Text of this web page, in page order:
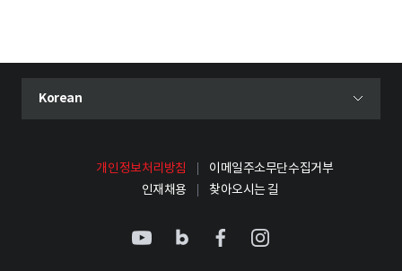
언어 선택 메뉴 열기
현재 선택된 언어
Korean
개인정보처리방침
이메일주소무단수집거부
인재채용
찾아오시는 길